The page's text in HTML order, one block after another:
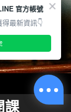
課
官方帳號
最新資訊👇